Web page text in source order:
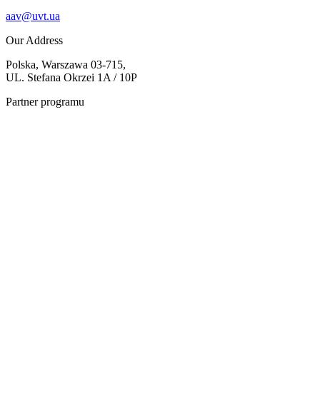
aav@uvt.ua
Our Address
Polska, Warszawa 03-715,
UL. Stefana Okrzei 1A / 10P
Partner programu